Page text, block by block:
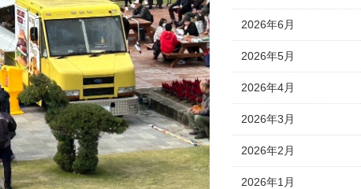
2026年6月
2026年5月
2026年4月
2026年3月
2026年2月
2026年1月